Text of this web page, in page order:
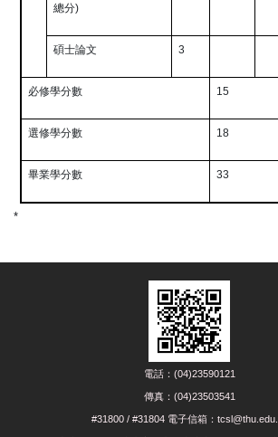
總分)
碩士論文 3
必修學分數 15
選修學分數 18
畢業學分數 33
*
電話：(04)23590121
傳真：(04)23503541
#31800 / #31804 電子信箱：